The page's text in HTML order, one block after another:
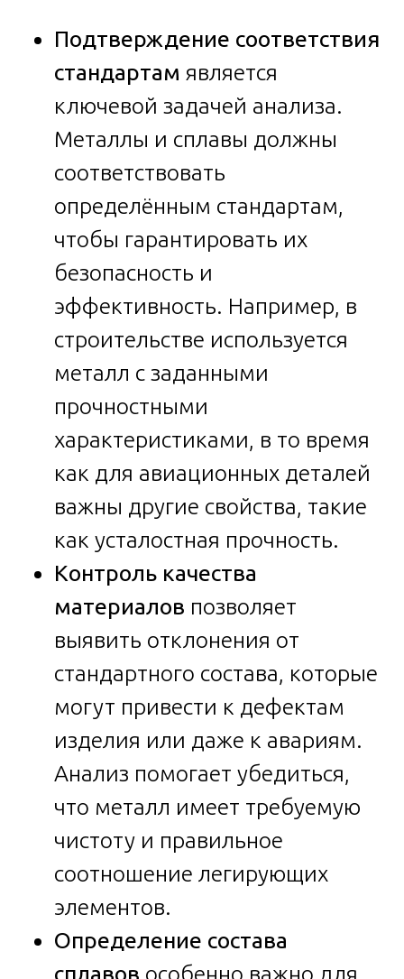
Подтверждение соответствия
стандартам является
ключевой задачей анализа.
Металлы и сплавы должны
соответствовать
определённым стандартам,
чтобы гарантировать их
безопасность и
эффективность. Например, в
строительстве используется
металл с заданными
прочностными
характеристиками, в то время
как для авиационных деталей
важны другие свойства, такие
как усталостная прочность.
Контроль качества
материалов позволяет
выявить отклонения от
стандартного состава, которые
могут привести к дефектам
изделия или даже к авариям.
Анализ помогает убедиться,
что металл имеет требуемую
чистоту и правильное
соотношение легирующих
элементов.
Определение состава
сплавов особенно важно для